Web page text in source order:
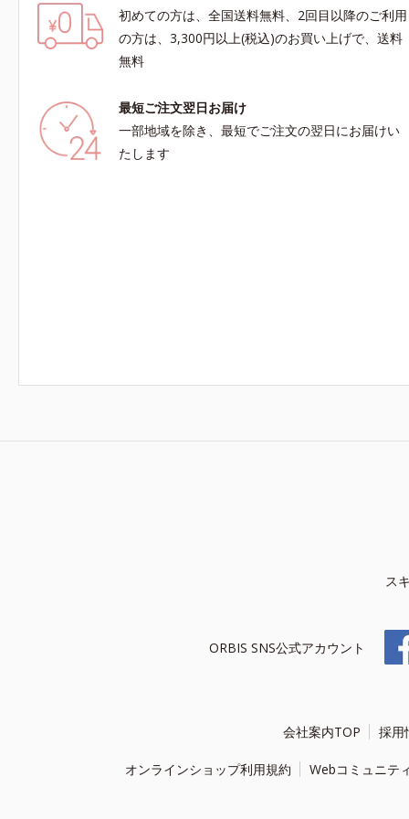
初めての方は、全国送料無料、2回目以降のご利用
の方は、3,300円以上(税込)のお買い上げで、送料
無料
最短ご注文翌日お届け
一部地域を除き、最短でご注文の翌日にお届けい
たします
ス
ORBIS SNS公式アカウント
会社案内TOP 採用
オンラインショップ利用規約 Webコミュニテ